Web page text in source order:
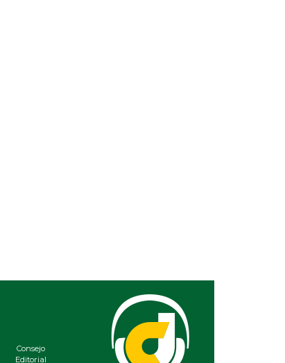
Consejo
Editorial